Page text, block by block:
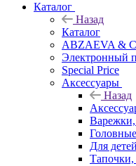
Каталог
Назад
Каталог
ABZAEVA &
Электронный
Special Price
Аксессуары
Назад
Варежки,
Для детей
Тапочки,